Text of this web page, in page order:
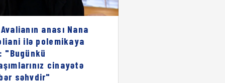
anası Nana
ilə polemikaya
"Bugünkü
cinayətə
səhvdir"